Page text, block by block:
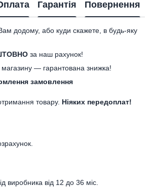
Гарантія Повернення
додому, або куди скажете, в будь-яку
за наш рахунок!
— гарантована знижка!
замовлення
товару. Ніяких передоплат!
виробника від 12 до 36 міс.